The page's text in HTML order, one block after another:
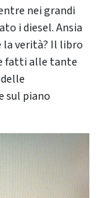
nei grandi
i diesel. Ansia
la verità? Il libro
fatti alle tante
sul piano